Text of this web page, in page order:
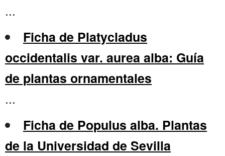
...
Ficha de Platycladus
occidentalis var. aurea alba: Guía
de plantas ornamentales
...
Ficha de Populus alba. Plantas
de la Universidad de Sevilla